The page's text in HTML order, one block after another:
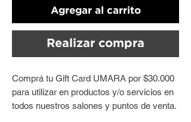
Agregar al carrito
Realizar compra
Comprá tu Gift Card UMARA por $30.000
para utilizar en productos y/o servicios en
todos nuestros salones y puntos de venta.